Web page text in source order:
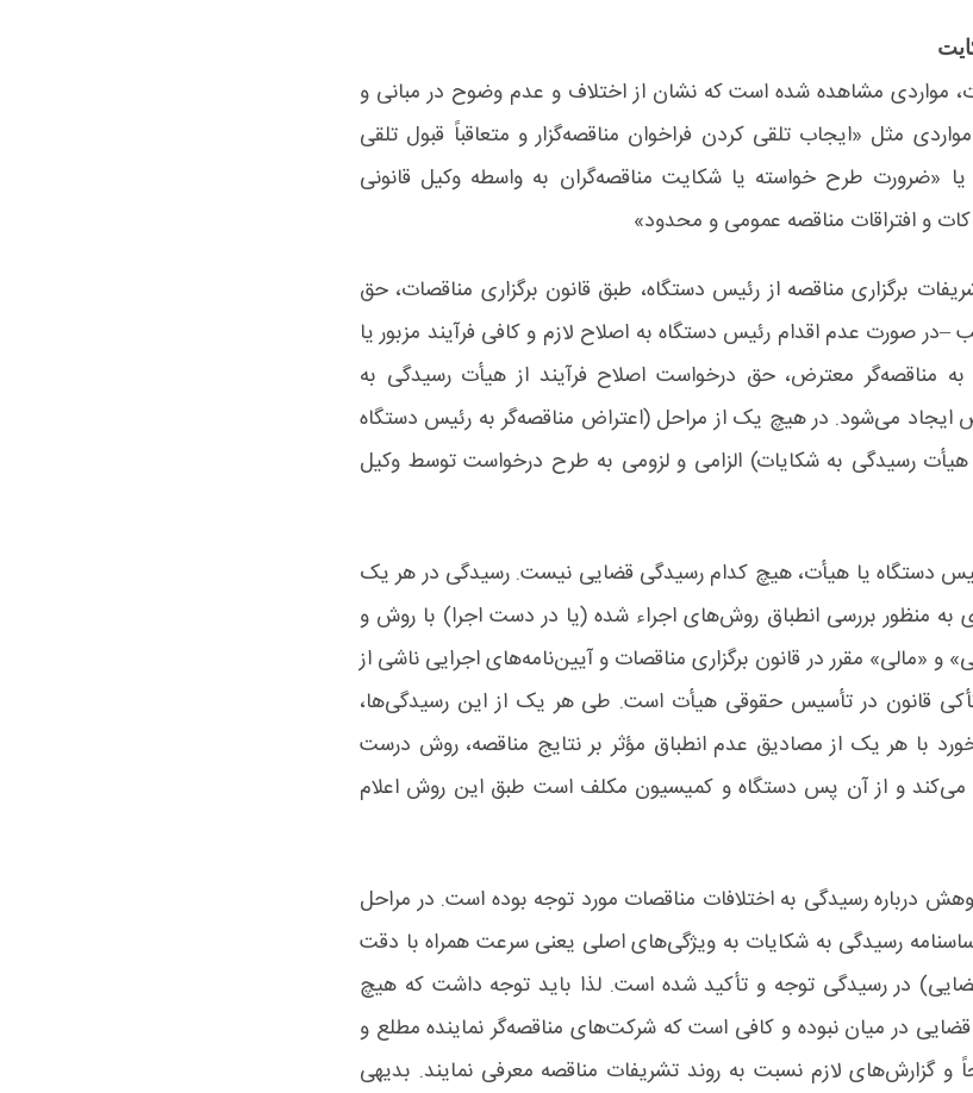
مواردی مشاهده شده است که نشان از اختلاف و عدم وضوح در مبانی و
مثل «ایجاب تلقی کردن فراخوان مناقصه‌گزار و متعاقباً قبول تلقی
یا «ضرورت طرح خواسته یا شکایت مناقصه‌گران به واسطه وکیل قانونی
و افتراقات مناقصه عمومی و محدود»
برگزاری مناقصه از رئیس دستگاه، طبق قانون برگزاری مناقصات، حق
–در صورت عدم اقدام رئیس دستگاه به اصلاح لازم و کافی فرآیند مزبور یا
به مناقصه‌گر معترض، حق درخواست اصلاح فرآیند از هیأت رسیدگی به
ایجاد می‌شود. در هیچ یک از مراحل (اعتراض مناقصه‌گر به رئیس دستگاه
رسیدگی به شکایات) الزامی و لزومی به طرح درخواست توسط وکیل
دستگاه یا هیأت، هیچ کدام رسیدگی قضایی نیست. رسیدگی در هر یک
به منظور بررسی انطباق روش‌های اجراء شده (یا در دست اجرا) با روش و
و «مالی» مقرر در قانون برگزاری مناقصات و آیین‌نامه‌های اجرایی ناشی از
قانون در تأسیس حقوقی هیأت است. طی هر یک از این رسیدگی‌ها،
با هر یک از مصادیق عدم انطباق مؤثر بر نتایج مناقصه، روش درست
می‌کند و از آن پس دستگاه و کمیسیون مکلف است طبق این روش اعلام
درباره رسیدگی به اختلافات مناقصات مورد توجه بوده است. در مراحل
رسیدگی به شکایات به ویژگی‌های اصلی یعنی سرعت همراه با دقت
در رسیدگی توجه و تأکید شده است. لذا باید توجه داشت که هیچ
در میان نبوده و کافی است که شرکت‌های مناقصه‌گر نماینده مطلع و
گزارش‌های لازم نسبت به روند تشریفات مناقصه معرفی نمایند. بدیهی